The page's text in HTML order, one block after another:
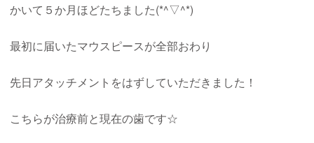
かいて５か月ほどたちました(*^▽^*)
最初に届いたマウスピースが全部おわり
先日アタッチメントをはずしていただきました！
こちらが治療前と現在の歯です☆